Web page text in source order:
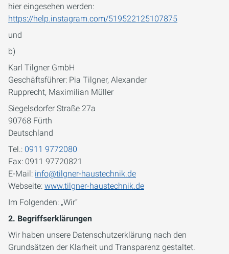
hier eingesehen werden:
https://help.instagram.com/519522125107875
und
b)
Karl Tilgner GmbH
Geschäftsführer: Pia Tilgner, Alexander
Rupprecht, Maximilian Müller
Siegelsdorfer Straße 27a
90768 Fürth
Deutschland
Tel.: 0911 9772080
Fax: 0911 97720821
E-Mail: info@tilgner-haustechnik.de
Webseite: www.tilgner-haustechnik.de
Im Folgenden: „Wir“
2. Begriffserklärungen
Wir haben unsere Datenschutzerklärung nach den
Grundsätzen der Klarheit und Transparenz gestaltet.